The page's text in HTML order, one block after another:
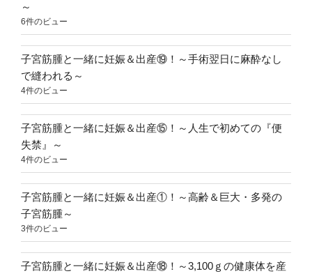
～
6件のビュー
子宮筋腫と一緒に妊娠＆出産⑲！～手術翌日に麻酔なし
で縫われる～
4件のビュー
子宮筋腫と一緒に妊娠＆出産⑮！～人生で初めての『便
失禁』～
4件のビュー
子宮筋腫と一緒に妊娠＆出産①！～高齢＆巨大・多発の
子宮筋腫～
3件のビュー
子宮筋腫と一緒に妊娠＆出産⑱！～3,100ｇの健康体を産